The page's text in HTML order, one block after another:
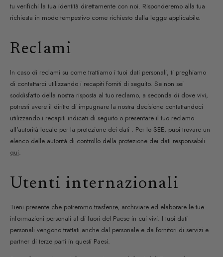
tu verifichi la tua identità direttamente con noi. Risponderemo alla tua
richiesta in modo tempestivo come richiesto dalla legge applicabile.
Reclami
In caso di reclami su come trattiamo i tuoi dati personali, ti preghiamo
di contattarci utilizzando i recapiti forniti di seguito. Se non sei
soddisfatto della nostra risposta al tuo reclamo, a seconda di dove vivi,
potresti avere il diritto di impugnare la nostra decisione contattandoci
utilizzando i recapiti indicati di seguito o presentare il tuo reclamo
all'autorità locale per la protezione dei dati . Per lo SEE, puoi trovare un
elenco delle autorità di controllo della protezione dei dati responsabili
qui.
Utenti internazionali
Tieni presente che potremmo trasferire, archiviare ed elaborare le tue
informazioni personali al di fuori del Paese in cui vivi. I tuoi dati
personali vengono trattati anche dal personale e da fornitori di servizi e
partner di terze parti in questi Paesi.